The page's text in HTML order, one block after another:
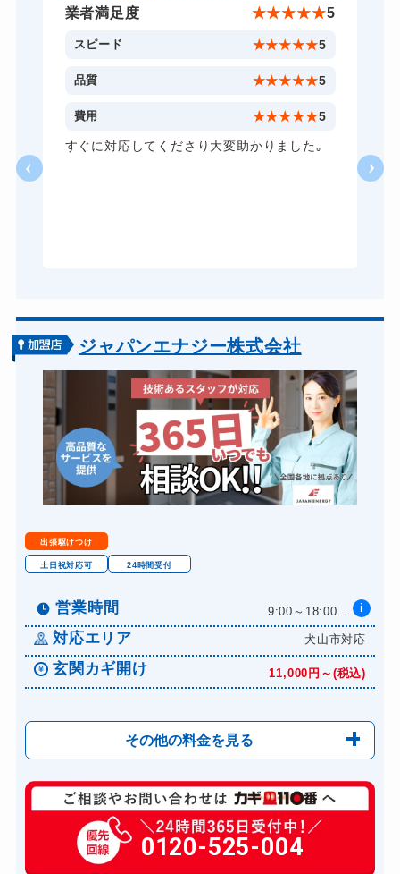
スーツケースカギ作成 8,800円～(税込)
金庫カギ開け 14,300円～(税込)
金庫カギ修理 11,000円～(税込)
8,800円～(税込)
10,780円～(税込)
業者満足度 ★★★★★5
スピード ★★★★★5
品質 ★★★★★5
費用 ★★★★★5
すぐに対応してくださり大変助かりました｡
ジャパンエナジー株式会社
出張駆けつけ
土日祝対応可 24時間受付
営業時間 9:00～18:00... i
対応エリア 犬山市対応
玄関カギ開け 11,000円～(税込)
その他の料金を見る
玄関カギ修理 6,600円～(税込)
玄関カギ作成 14,300円～(税込)
玄関カギ交換
0120-525-004